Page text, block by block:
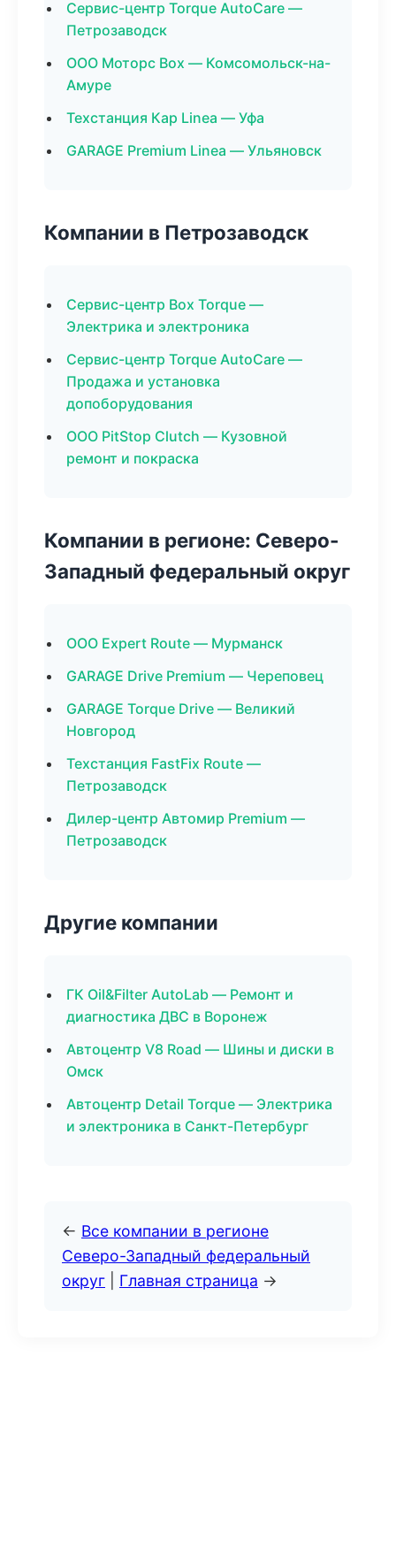
Сервис-центр Torque AutoCare —
Петрозаводск
ООО Моторс Box — Комсомольск-на-
Амуре
Техстанция Кар Linea — Уфа
GARAGE Premium Linea — Ульяновск
Компании в Петрозаводск
Сервис-центр Box Torque —
Электрика и электроника
Сервис-центр Torque AutoCare —
Продажа и установка
допоборудования
ООО PitStop Clutch — Кузовной
ремонт и покраска
Компании в регионе: Северо-
Западный федеральный округ
ООО Expert Route — Мурманск
GARAGE Drive Premium — Череповец
GARAGE Torque Drive — Великий
Новгород
Техстанция FastFix Route —
Петрозаводск
Дилер-центр Автомир Premium —
Петрозаводск
Другие компании
ГК Oil&Filter AutoLab — Ремонт и
диагностика ДВС в Воронеж
Автоцентр V8 Road — Шины и диски в
Омск
Автоцентр Detail Torque — Электрика
и электроника в Санкт-Петербург
← Все компании в регионе
Северо-Западный федеральный
округ
Главная страница →